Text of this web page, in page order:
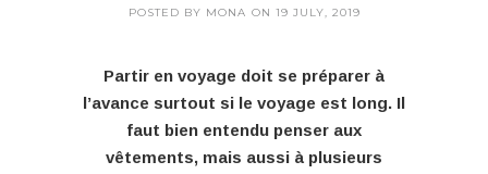
POSTED BY MONA ON 19 JULY, 2019
Partir en voyage doit se préparer à
l’avance surtout si le voyage est long. Il
faut bien entendu penser aux
vêtements, mais aussi à plusieurs